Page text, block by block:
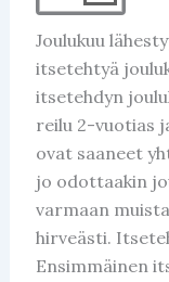
Joulukuu
itsetehtyä
itsetehdyn
reilu 2-vuotias
ovat saaneet
jo odottaakin
varmaan
hirveästi.
Ensimmäinen